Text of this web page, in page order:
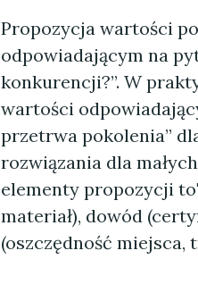
Propozycja wartości
odpowiadającym na
konkurencji?”. W
wartości
przetrwa pokolenia”
rozwiązania dla
elementy propozycji
materiał), dowód
(oszczędność miejsca,